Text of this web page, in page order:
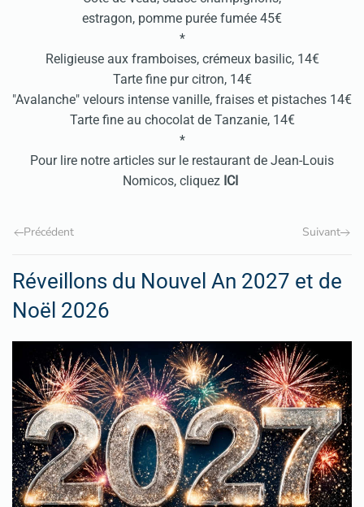
estragon, pomme purée fumée 45€
*
Religieuse aux framboises, crémeux basilic, 14€
Tarte fine pur citron, 14€
"Avalanche" velours intense vanille, fraises et pistaches 14€
Tarte fine au chocolat de Tanzanie, 14€
*
Pour lire notre articles sur le restaurant de Jean-Louis
Nomicos, cliquez ICI
Précédent Suivant
Réveillons du Nouvel An 2027 et de
Noël 2026